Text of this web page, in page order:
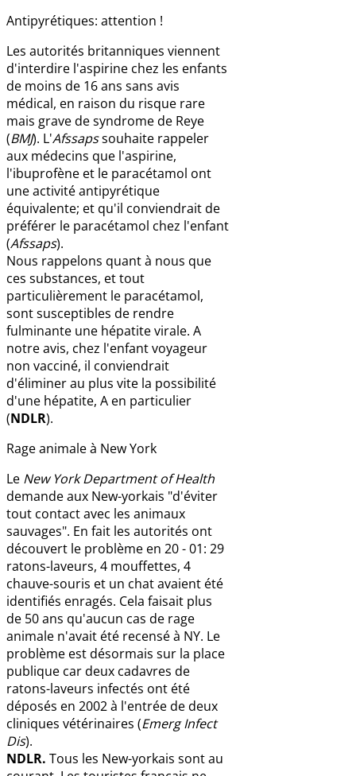
Antipyrétiques: attention !
Les autorités britanniques viennent
d'interdire l'aspirine chez les enfants
de moins de 16 ans sans avis
médical, en raison du risque rare
mais grave de syndrome de Reye
(BMJ). L'Afssapssouhaite rappeler
aux médecins que l'aspirine,
l'ibuprofène et le paracétamol ont
une activité antipyrétique
équivalente; et qu'il conviendrait de
préférer le paracétamol chez l'enfant
(Afssaps).
Nous rappelons quant à nous que
ces substances, et tout
particulièrement le paracétamol,
sont susceptibles de rendre
fulminante une hépatite virale. A
notre avis, chez l'enfant voyageur
non vacciné, il conviendrait
d'éliminer au plus vite la possibilité
d'une hépatite, A en particulier
(NDLR).
Rage animale à New York
Le New York Department of Health
demande aux New-yorkais "d'éviter
tout contact avec les animaux
sauvages". En fait les autorités ont
découvert le problème en 20 - 01: 29
ratons-laveurs, 4 mouffettes, 4
chauve-souris et un chat avaient été
identifiés enragés. Cela faisait plus
de 50 ans qu'aucun cas de rage
animale n'avait été recensé à NY. Le
problème est désormais sur la place
publique car deux cadavres de
ratons-laveurs infectés ont été
déposés en 2002 à l'entrée de deux
cliniques vétérinaires (Emerg Infect
Dis).
NDLR. Tous les New-yorkais sont au